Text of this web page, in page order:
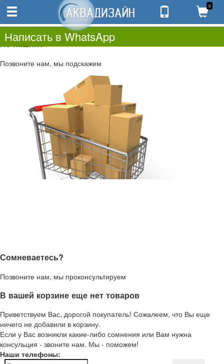
0.00
0
Не нашли?
Позвоните нам, мы подскажем
Сомневаетесь?
Позвоните нам, мы проконсультируем
В вашей корзине еще нет товаров
Приветствуем Вас, дорогой покупатель! Сожалеем, что Вы еще
ничего не добавили в корзину.
Если у Вас возникли какие-либо сомнения или Вам нужна
консульция - звоните нам. Мы - поможем!
Наши телефоны:
0
Написать в WhatsApp